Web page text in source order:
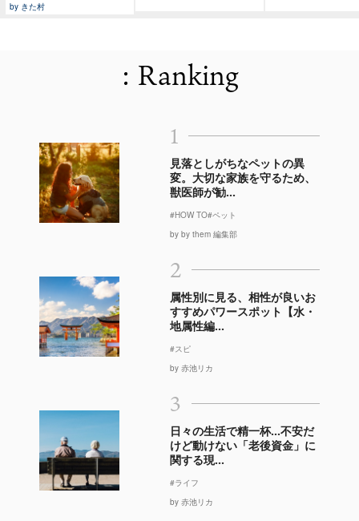
by きた村
: Ranking
1
見落としがちなペットの異
変。大切な家族を守るため、
獣医師が勧...
#HOW TO#ペット
by by them 編集部
2
属性別に見る、相性が良いお
すすめパワースポット【水・
地属性編...
#スピ
by 赤池リカ
3
日々の生活で精一杯…不安だ
けど動けない「老後資金」に
関する現...
#ライフ
by 赤池リカ